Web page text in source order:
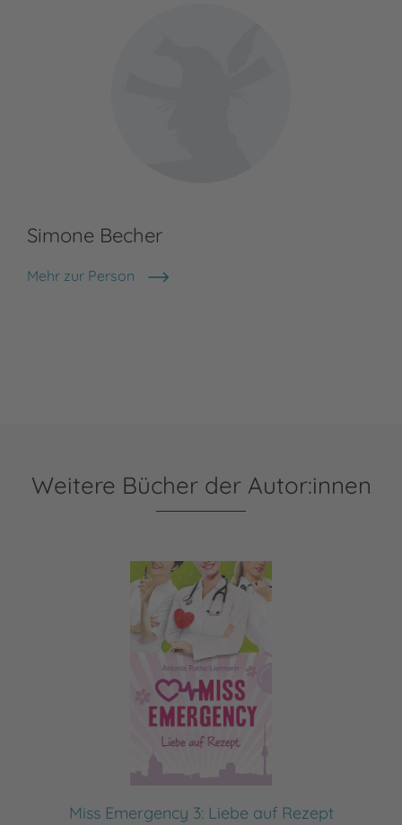
Simone Becher
Mehr zur Person
Simone Becher
Weitere Bücher der Autor:innen
Miss Emergency 3: Liebe auf Rezept